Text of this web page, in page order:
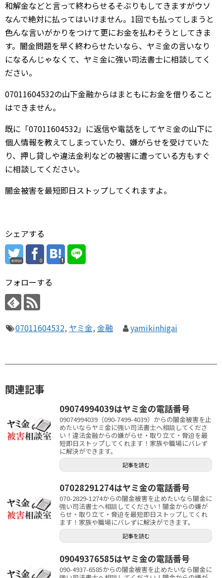
和解金などと言って終わらせるそぶりもしてきますがウソ
なんで絶対に払ってはいけません。1回でも払ってしまうと
色んな言いがかりをつけて更にお金を払わそうとしてきま
す。闇金問題を早く終わらせたいなら、ヤミ金の言いなり
になるんじゃなくて、ヤミ金に強い司法書士に相談してく
ださい。
07011604532の山下金融からはまともにお金を借りること
はできません。
既に「07011604532」に返信や電話をしてヤミ金の山下に
個人情報を教えてしまっていたり、嫌がらせを受けていた
り、押し貸しや違法金利などの被害に遭っている方もすぐ
に相談してください。
闇金被害を最短即日ストップしてくれますよ。
シェアする
error 0
フォローする
07011604532, ヤミ金, 金融 yamikinhigai
関連記事
09074994039はヤミ金の電話番号
09074994039（090-7499-4039）からの闇金被害を止
めたいならヤミ金に強い司法書士へ相談してくださ
い！違法金融からの嫌がらせ・取り立て・脅迫を最
短即日ストップしてくれます！家族や職場にバレず
に解決ができます。
記事を読む
07028291274はヤミ金の電話番号
070-2829-1274からの闇金被害を止めたいなら闇金に
強い司法書士へ相談してください！闇金からの嫌が
らせ・取り立て・脅迫を最短即日ストップしてくれ
ます！家族や職場にバレずに解決ができます。
記事を読む
09049376585はヤミ金の電話番号
090-4937-6585からの闇金被害を止めたいなら闇金に